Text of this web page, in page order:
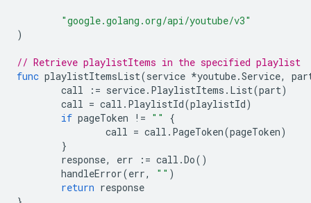
"google.golang.org/api/youtube/v3"
)
// Retrieve playlistItems in the specified playlist
func playlistItemsList(service *youtube.Service,
call
:= service. PlaylistItems . List(part)
call = call . PlaylistId(playlistId)
if pageToken != ""
{
call = call . PageToken(pageToken)
}
response, err := call .Do()
handleError(err, "" )
return response